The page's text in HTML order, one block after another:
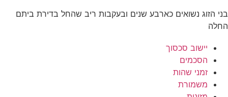
בני הזוג נשואים כארבע שנים ובעקבות ריב שהחל בדירת ביתם
החלה
יישוב סכסוך
הסכמים
זמני שהות
משמורת